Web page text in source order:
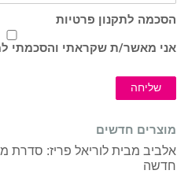
הסכמה לתקנון פרטיות
אני מאשר/ת שקראתי והסכמתי ל
שליחה
מוצרים חדשים
אלביב מבית לוריאל פריז: סדרת
חדשה